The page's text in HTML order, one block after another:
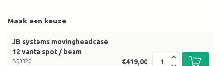
Maak een keuze
JB systems movingheadcase
12 vanta spot / beam
B03320 €419,00